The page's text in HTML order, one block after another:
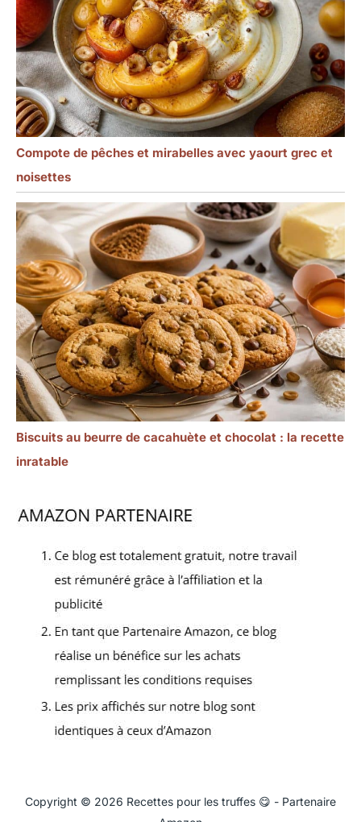
Compote de pêches et mirabelles avec yaourt grec et
noisettes
Biscuits au beurre de cacahuète et chocolat : la recette
inratable
Copyright © 2026 Recettes pour les truffes 😋 - Partenaire